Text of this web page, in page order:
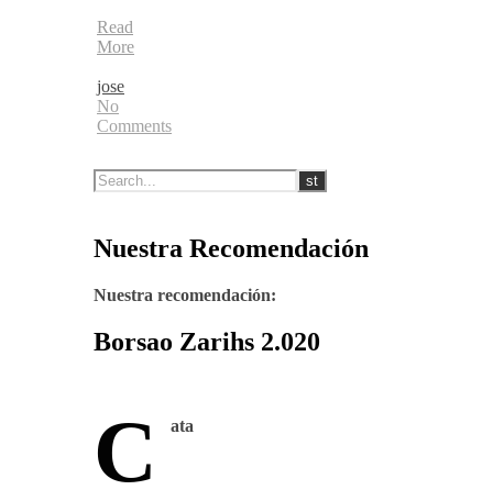
Read
More
jose
No
Comments
Nuestra Recomendación
Nuestra recomendación:
Borsao Zarihs 2.020
C ata